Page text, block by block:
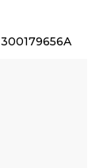
300179656A